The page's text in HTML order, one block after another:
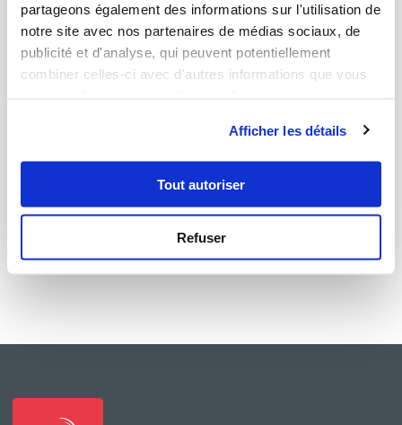
partageons également des informations sur l'utilisation de
notre site avec nos partenaires de médias sociaux, de
publicité et d'analyse, qui peuvent potentiellement
combiner celles-ci avec d'autres informations que vous
Afficher les détails
Tout autoriser
Refuser
Aucune note